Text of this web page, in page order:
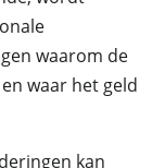
waarom de
waar het geld
kan